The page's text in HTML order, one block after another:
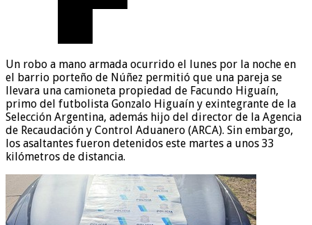
Un robo a mano armada ocurrido el lunes por la noche en
el barrio porteño de Núñez permitió que una pareja se
llevara una camioneta propiedad de Facundo Higuaín,
primo del futbolista Gonzalo Higuaín y exintegrante de la
Selección Argentina, además hijo del director de la Agencia
de Recaudación y Control Aduanero (ARCA). Sin embargo,
los asaltantes fueron detenidos este martes a unos 33
kilómetros de distancia.